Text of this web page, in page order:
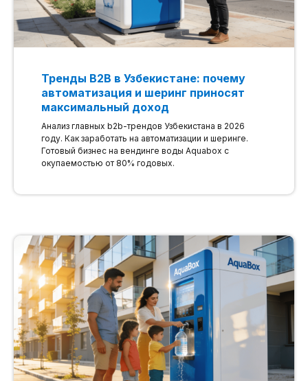
Тренды B2B в Узбекистане: почему
автоматизация и шеринг приносят
максимальный доход
Анализ главных b2b-трендов Узбекистана в 2026
году. Как заработать на автоматизации и шеринге.
Готовый бизнес на вендинге воды Aquabox с
окупаемостью от 80% годовых.